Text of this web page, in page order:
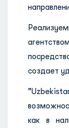
создает
как в